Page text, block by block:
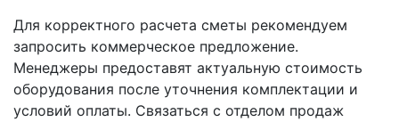
Для корректного расчета сметы рекомендуем
запросить коммерческое предложение.
Менеджеры предоставят актуальную стоимость
оборудования после уточнения комплектации и
условий оплаты. Связаться с отделом продаж